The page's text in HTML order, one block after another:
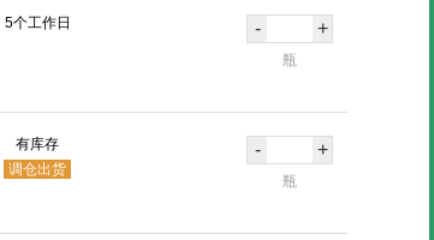
5个工作日 - +
瓶
有库存
调仓出货
- +
瓶